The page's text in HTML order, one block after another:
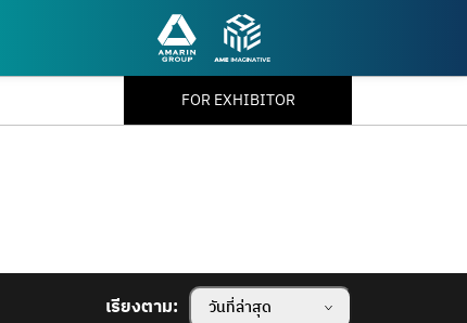
FOR EXHIBITOR
เรียงตาม: วันที่ล่าสุด